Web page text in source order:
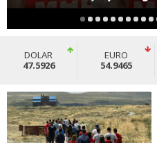
Gerçekleştirildi
DOLAR
47.5926
EURO
54.9465